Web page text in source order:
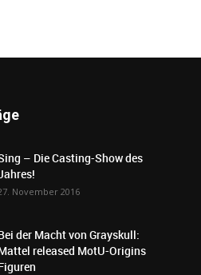
– Die Casting-Show des
November 2016
der Macht von Grayskull:
released MotU-Origins